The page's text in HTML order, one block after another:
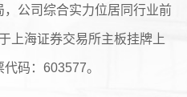
公司综合实力位居同行业前
上海证券交易所主板挂牌上
码：603577。